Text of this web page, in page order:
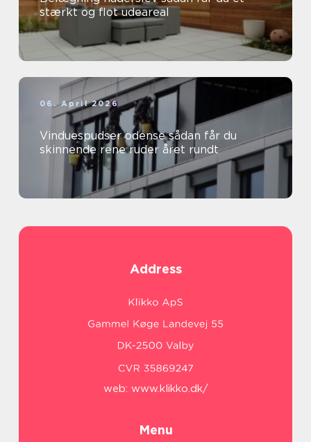
stærkt og flot udeareal
06. April 2026
Vinduespudser odense sådan får du
skinnende rene ruder året rundt
Address
web: www.klikko.dk/
Menu